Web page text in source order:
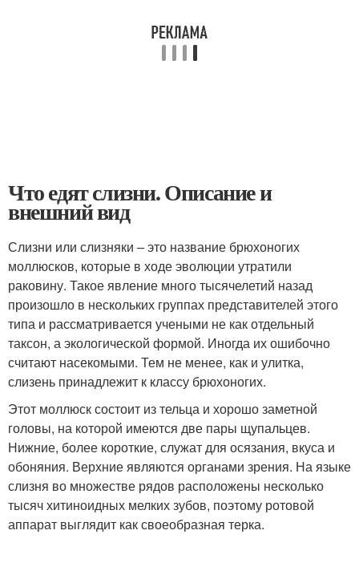
Что едят слизни. Описание и
внешний вид
Слизни или слизняки – это название брюхоногих
моллюсков, которые в ходе эволюции утратили
раковину. Такое явление много тысячелетий назад
произошло в нескольких группах представителей этого
типа и рассматривается учеными не как отдельный
таксон, а экологической формой. Иногда их ошибочно
считают насекомыми. Тем не менее, как и улитка,
слизень принадлежит к классу брюхоногих.
Этот моллюск состоит из тельца и хорошо заметной
головы, на которой имеются две пары щупальцев.
Нижние, более короткие, служат для осязания, вкуса и
обоняния. Верхние являются органами зрения. На языке
слизня во множестве рядов расположены несколько
тысяч хитиноидных мелких зубов, поэтому ротовой
аппарат выглядит как своеобразная терка.